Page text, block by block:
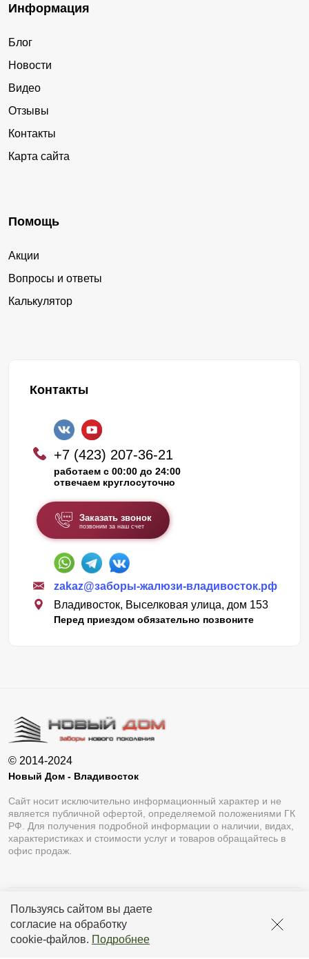
Пользуясь сайтом вы даете
согласие на обработку
cookie-файлов. Подробнее
Информация
Блог
Новости
Видео
Отзывы
Контакты
Карта сайта
Помощь
Акции
Вопросы и ответы
Калькулятор
Контакты
+7 (423) 207-36-21
работаем с 00:00 до 24:00
отвечаем круглосуточно
Заказать звонок
позвоним за наш счет
zakaz@заборы-жалюзи-владивосток.рф
Владивосток, Выселковая улица, дом 153
Перед приездом обязательно позвоните
© 2014-2024
Новый Дом - Владивосток
Сайт носит исключительно информационный характер и не
является публичной офертой, определяемой положениями ГК
РФ. Для получения подробной информации о наличии, видах,
характеристиках и стоимости услуг и товаров обращайтесь в
офис продаж.
Разработка сайтаLukevium
Политика конфиденциальности